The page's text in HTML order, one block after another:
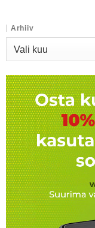
Arhiiv
Arhiiv